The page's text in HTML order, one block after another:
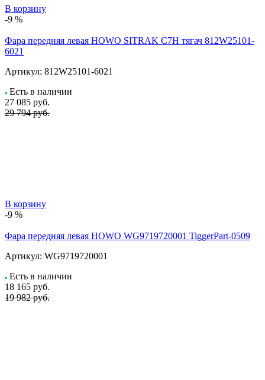
В корзину
-9 %
Фара передняя левая HOWO SITRAK C7H тягач 812W25101-
6021
Артикул: 812W25101-6021
Есть в наличии
27 085 руб.
29 794 руб.
В корзину
-9 %
Фара передняя левая HOWO WG9719720001 TiggerPart-0509
Артикул: WG9719720001
Есть в наличии
18 165 руб.
19 982 руб.